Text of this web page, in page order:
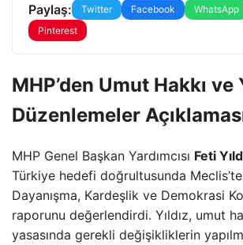
Paylaş: Twitter Facebook WhatsApp
Pinterest
MHP’den Umut Hakkı ve
Düzenlemeler
MHP Genel Başkan Yardımcısı Feti
Türkiye hedefi doğrultusunda
Dayanışma, Kardeşlik ve Demokrasi
raporunu değerlendirdi. Yıldız, umut
yasasında gerekli değişikliklerin